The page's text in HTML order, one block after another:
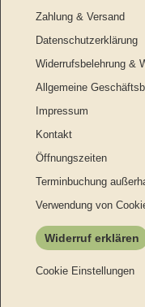
Zahlung & Versand
Datenschutzerklärung
Widerrufsbelehrung &
Allgemeine
Impressum
Kontakt
Öffnungszeiten
Terminbuchung
Verwendung von
Widerruf erklären
Cookie Einstellungen